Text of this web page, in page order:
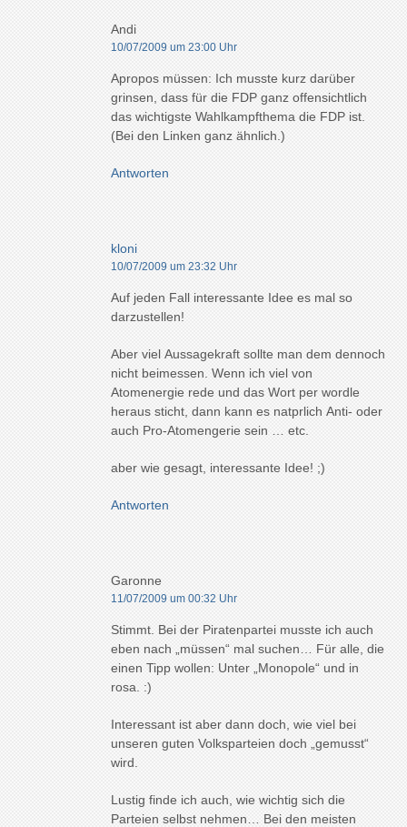
Andi
10/07/2009 um 23:00 Uhr
Apropos müssen: Ich musste kurz darüber
grinsen, dass für die FDP ganz offensichtlich
das wichtigste Wahlkampfthema die FDP ist.
(Bei den Linken ganz ähnlich.)
Antworten
kloni
10/07/2009 um 23:32 Uhr
Auf jeden Fall interessante Idee es mal so
darzustellen!
Aber viel Aussagekraft sollte man dem dennoch
nicht beimessen. Wenn ich viel von
Atomenergie rede und das Wort per wordle
heraus sticht, dann kann es natprlich Anti- oder
auch Pro-Atomengerie sein … etc.
aber wie gesagt, interessante Idee! ;)
Antworten
Garonne
11/07/2009 um 00:32 Uhr
Stimmt. Bei der Piratenpartei musste ich auch
eben nach „müssen“ mal suchen… Für alle, die
einen Tipp wollen: Unter „Monopole“ und in
rosa. :)
Interessant ist aber dann doch, wie viel bei
unseren guten Volksparteien doch „gemusst“
wird.
Lustig finde ich auch, wie wichtig sich die
Parteien selbst nehmen… Bei den meisten